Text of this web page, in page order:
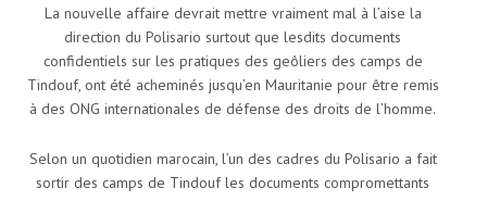
La nouvelle affaire devrait mettre vraiment mal à l’aise la
direction du Polisario surtout que lesdits documents
confidentiels sur les pratiques des geôliers des camps de
Tindouf, ont été acheminés jusqu’en Mauritanie pour être remis
à des ONG internationales de défense des droits de l’homme.
Selon un quotidien marocain, l’un des cadres du Polisario a fait
sortir des camps de Tindouf les documents compromettants